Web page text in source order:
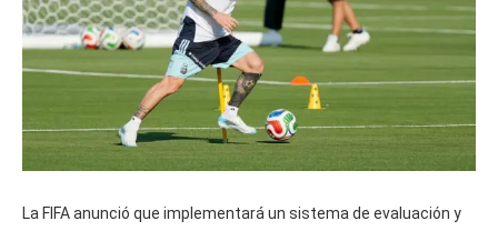
La FIFA anunció que implementará un sistema de evaluación y